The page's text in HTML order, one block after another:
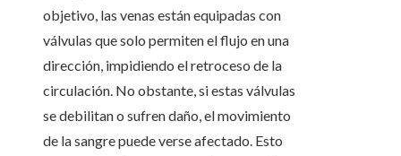
objetivo, las venas están equipadas con
válvulas que solo permiten el flujo en una
dirección, impidiendo el retroceso de la
circulación. No obstante, si estas válvulas
se debilitan o sufren daño, el movimiento
de la sangre puede verse afectado. Esto